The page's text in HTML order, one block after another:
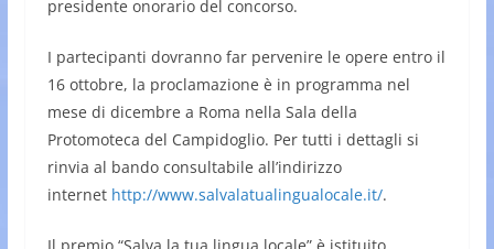
presidente onorario del concorso.
I partecipanti dovranno far pervenire le opere entro il
16 ottobre, la proclamazione è in programma nel
mese di dicembre a Roma nella Sala della
Protomoteca del Campidoglio. Per tutti i dettagli si
rinvia al bando consultabile all’indirizzo
internet http://www.salvalatualingualocale.it/.